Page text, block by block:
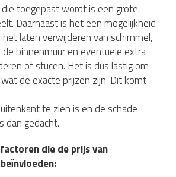
toegepast wordt is een grote
Daarnaast is het een mogelijkheid
laten verwijderen van schimmel,
binnenmuur en eventuele extra
of stucen. Het is dus lastig om
de exacte prijzen zijn. Dit komt
te zien is en de schade
dan gedacht.
die de prijs van